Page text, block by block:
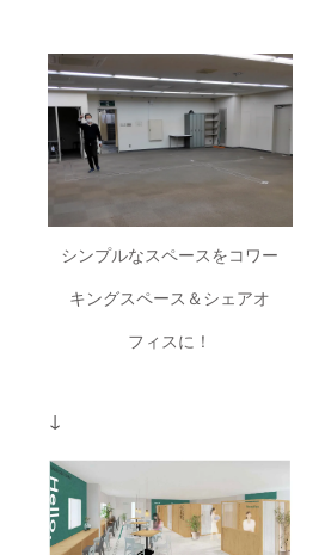
シンプルなスペースをコワー
キングスペース＆シェアオ
フィスに！
↓